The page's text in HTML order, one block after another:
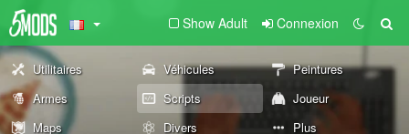
Show Adult Connexion
Utilitaires Véhicules
Peintures
Armes
Scripts
Joueur
Maps
Divers Plus